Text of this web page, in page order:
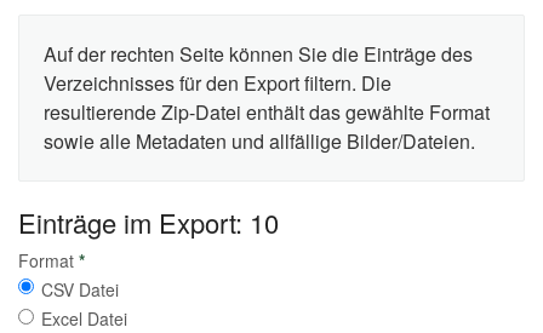
Auf der rechten Seite können Sie die Einträge des
Verzeichnisses für den Export filtern. Die
resultierende Zip-Datei enthält das gewählte Format
sowie alle Metadaten und allfällige Bilder/Dateien.
Einträge im Export: 10
Format *
CSV Datei
Excel Datei